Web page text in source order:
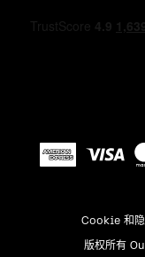
Cookie 和
版权所有